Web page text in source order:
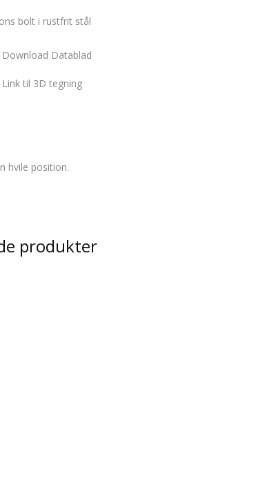
bolt i rustfrit stål
Download Datablad
Link til 3D tegning
hvile position.
produkter